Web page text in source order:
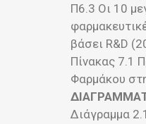
Π6.3 Οι 10
βάσει R&D
Πίνακας 7.1
Φαρμάκου
Διάγραμμα